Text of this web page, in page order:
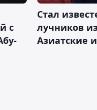
с
Стал
лучников
Азиатские